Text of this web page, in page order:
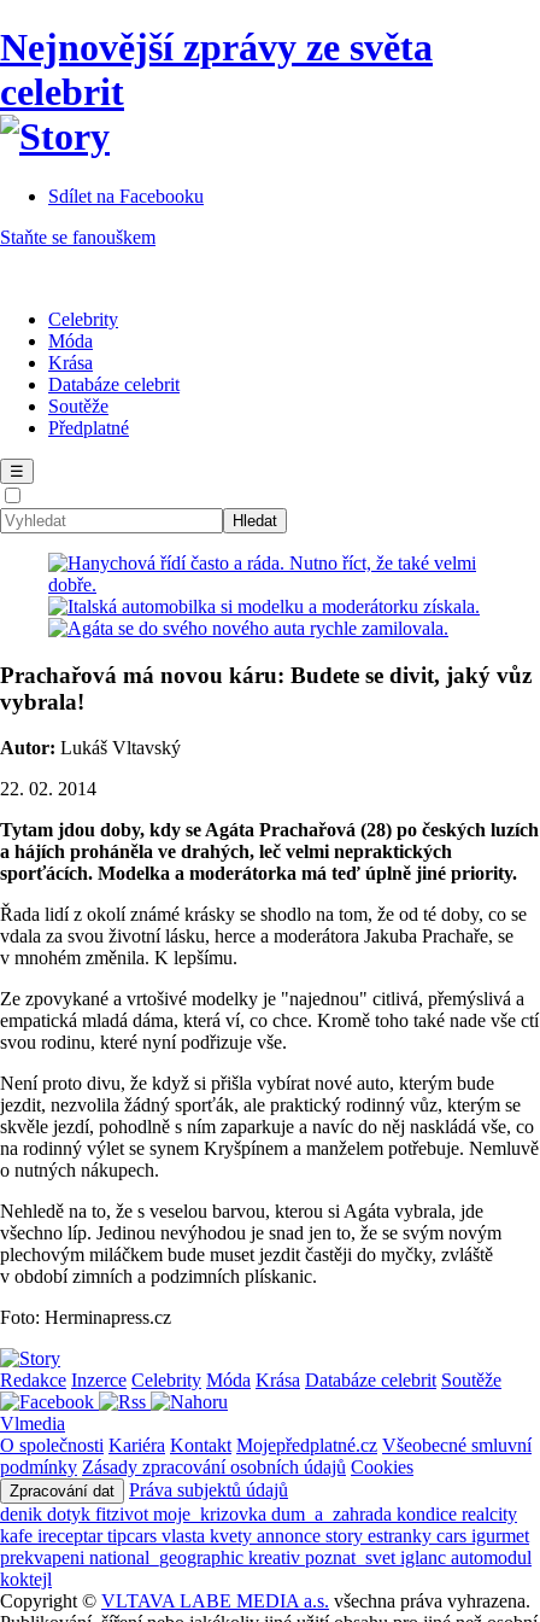
Nejnovější zprávy ze světa
celebrit
Sdílet na Facebooku
Staňte se fanouškem
Celebrity
Móda
Krása
Databáze celebrit
Soutěže
Předplatné
☰
Prachařová má novou káru: Budete se divit, jaký vůz
vybrala!
Autor: Lukáš Vltavský
22. 02. 2014
Tytam jdou doby, kdy se Agáta Prachařová (28) po českých luzích
a hájích proháněla ve drahých, leč velmi nepraktických
sporťácích. Modelka a moderátorka má teď úplně jiné priority.
Řada lidí z okolí známé krásky se shodlo na tom, že od té doby, co se
vdala za svou životní lásku, herce a moderátora Jakuba Prachaře, se
v mnohém změnila. K lepšímu.
Ze zpovykané a vrtošivé modelky je "najednou" citlivá, přemýslivá a
empatická mladá dáma, která ví, co chce. Kromě toho také nade vše ctí
svou rodinu, které nyní podřizuje vše.
Není proto divu, že když si přišla vybírat nové auto, kterým bude
jezdit, nezvolila žádný sporťák, ale praktický rodinný vůz, kterým se
skvěle jezdí, pohodlně s ním zaparkuje a navíc do něj naskládá vše, co
na rodinný výlet se synem Kryšpínem a manželem potřebuje. Nemluvě
o nutných nákupech.
Nehledě na to, že s veselou barvou, kterou si Agáta vybrala, jde
všechno líp. Jedinou nevýhodou je snad jen to, že se svým novým
plechovým miláčkem bude muset jezdit častěji do myčky, zvláště
v období zimních a podzimních plískanic.
Foto: Herminapress.cz
Redakce Inzerce Celebrity Móda Krása Databáze celebrit Soutěže
Vlmedia
O společnosti Kariéra Kontakt Mojepředplatné.cz Všeobecné smluvní
podmínky Zásady zpracování osobních údajů Cookies
Zpracování dat
Práva subjektů údajů
denik dotyk fitzivot moje_krizovka dum_a_zahrada kondice realcity
kafe ireceptartipcars vlasta kvety annonce story estranky cars igurmet
prekvapeni national_geographic kreativ poznat_svet iglanc automodul
koktejl
Copyright © VLTAVA LABE MEDIA a.s. všechna práva vyhrazena.